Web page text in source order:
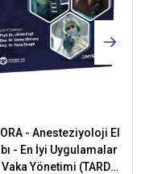
- Anesteziyoloji El
- En İyi Uygulamalar
Yönetimi (TARD